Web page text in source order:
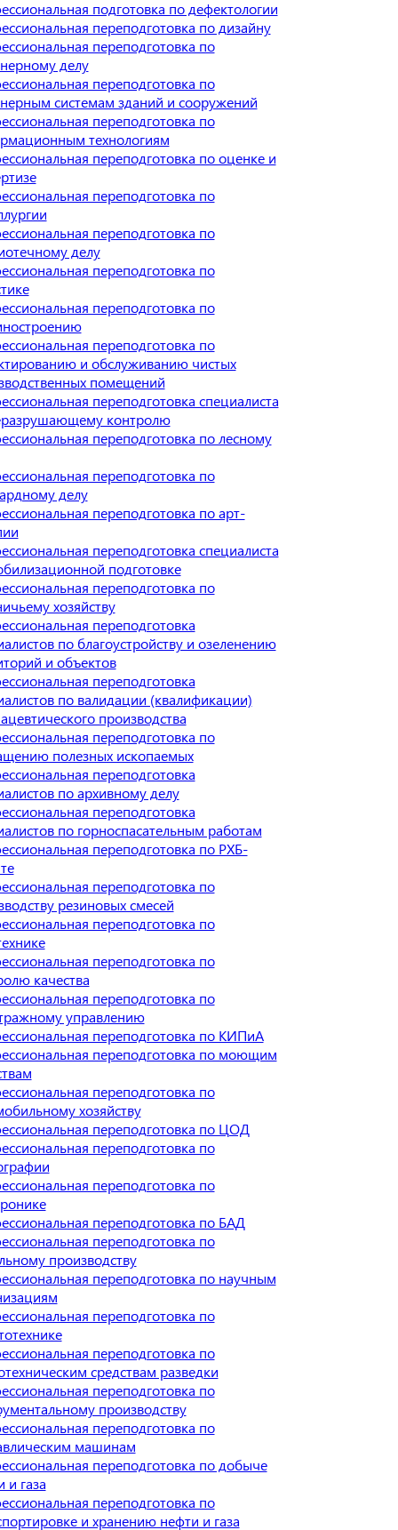
подготовка по дефектологии
переподготовка по дизайну
переподготовка по
делу
переподготовка по
системам зданий и сооружений
переподготовка по
технологиям
переподготовка по оценке и
переподготовка по
переподготовка по
делу
переподготовка по
переподготовка по
переподготовка по
и обслуживанию чистых
помещений
переподготовка специалиста
контролю
переподготовка по лесному
переподготовка по
делу
переподготовка по арт-
переподготовка специалиста
подготовке
переподготовка по
хозяйству
переподготовка
по благоустройству и озеленению
и объектов
переподготовка
по валидации (квалификации)
производства
переподготовка по
полезных ископаемых
переподготовка
по архивному делу
переподготовка
по горноспасательным работам
переподготовка по РХБ-
переподготовка по
резиновых смесей
переподготовка по
переподготовка по
качества
переподготовка по
управлению
переподготовка по КИПиА
переподготовка по моющим
переподготовка по
хозяйству
переподготовка по ЦОД
переподготовка по
переподготовка по
переподготовка по БАД
переподготовка по
производству
переподготовка по научным
переподготовка по
переподготовка по
средствам разведки
переподготовка по
производству
переподготовка по
машинам
переподготовка по добыче
и газа
переподготовка по
и хранению нефти и газа